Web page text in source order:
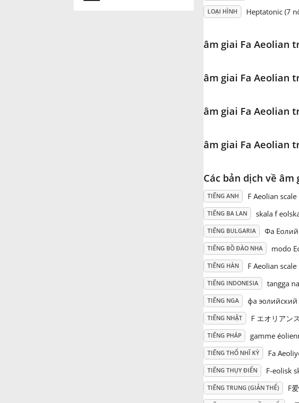
LOẠI HÌNH Heptatonic (7
âm giai Fa Aeolian
âm giai Fa Aeolian
âm giai Fa Aeolian
âm giai Fa Aeolian
Các bản dịch về âm
TIẾNG ANH F Aeolian scale
TIẾNG BA LAN skala f
TIẾNG BULGARIA Фа
TIẾNG BỒ ĐÀO NHA modo
TIẾNG HÀN F Aeolian scale
TIẾNG INDONESIA tangga
TIẾNG NGA фа эолийский
TIẾNG NHẬT F エオリアン
TIẾNG PHÁP gamme
TIẾNG THỔ NHĨ KỲ Fa
TIẾNG THỤY ĐIỂN F-eolisk
TIẾNG TRUNG (GIẢN THỂ) F